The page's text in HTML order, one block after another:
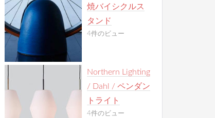
焼バイシクルス
タンド
4件のビュー
Northern Lighting
/ Dahl / ペンダン
トライト
4件のビュー